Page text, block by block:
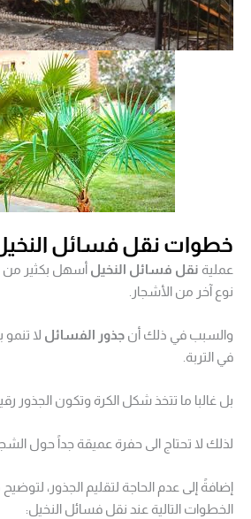
خطوات نقل فسائل
عملية نقل فسائل النخيل أسهل بكثير من
نوع آخر من الأشجار.
والسبب في ذلك أن جذور الفسائل لا
في التربة.
بل غالبا ما تتخذ شكل الكرة وتكون الجذور
لذلك لا تحتاج الى حفرة عميقة جداً حول
إضافةً إلى عدم الحاجة لتقليم الجذور،
الخطوات التالية عند نقل فسائل النخيل: